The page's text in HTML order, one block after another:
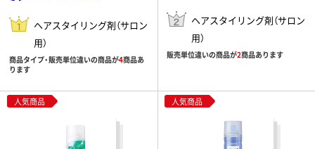
ヘアスタイリング剤（サロン
用）
商品タイプ・販売単位違いの商品が4商品あ
ります
ヘアスタイリング剤（サロン
用）
販売単位違いの商品が2商品あります
人気商品 人気商品